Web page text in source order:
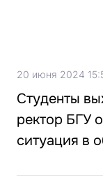
20 июня 2024
Студенты
ректор БГУ
ситуация в